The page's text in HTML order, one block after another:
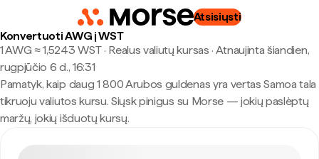
Atsisiųsti
Konvertuoti AWG į WST
1 AWG ≈ 1,5243 WST · Realus valiutų kursas · Atnaujinta šiandien,
rugpjūčio 6 d., 16:31
Pamatyk, kaip daug 1 800 Arubos guldenas yra vertas Samoa tala
tikruoju valiutos kursu. Siųsk pinigus su Morse — jokių paslėptų
maržų, jokių išduotų kursų.